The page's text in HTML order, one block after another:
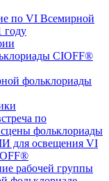
по VI Всемирной
году
CIOFF®️
фольклориады
по
фольклориады
для освещения VI
рабочей группы